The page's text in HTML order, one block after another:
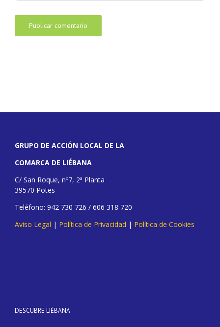
GRUPO DE ACCIÓN LOCAL DE LA
COMARCA DE LIÉBANA
C/ San Roque, nº7, 2ª Planta
39570 Potes
Teléfono: 942 730 726 / 606 318 720
Aviso Legal | Política de Privacidad | Política de Cookies
DESCUBRE LIÉBANA